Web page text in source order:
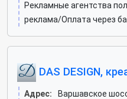
Рекламные агентства
реклама/Оплата через
DAS DESIGN,
Адрес:
Варшавское